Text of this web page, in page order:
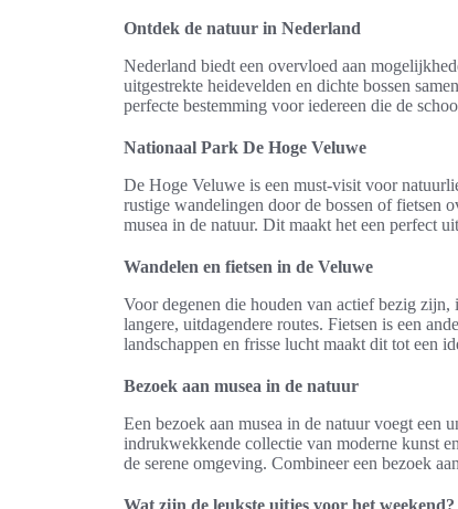
Ontdek de natuur in Nederland
Nederland biedt een overvloed aan
uitgestrekte heidevelden en dichte bossen
perfecte bestemming voor iedereen die de
Nationaal Park De Hoge Veluwe
De Hoge Veluwe is een must-visit voor
rustige wandelingen door de bossen of fietsen
musea in de natuur. Dit maakt het een perfect
Wandelen en fietsen in de Veluwe
Voor degenen die houden van actief bezig
langere, uitdagendere routes. Fietsen is een
landschappen en frisse lucht maakt dit tot een
Bezoek aan musea in de natuur
Een bezoek aan musea in de natuur voegt
indrukwekkende collectie van moderne kunst
de serene omgeving. Combineer een bezoek
Wat zijn de leukste uitjes voor het weekend?